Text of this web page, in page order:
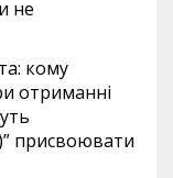
не
кому
отриманні
присвоювати